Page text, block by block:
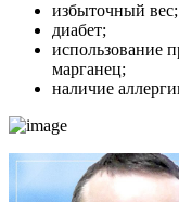
избыточный вес;
диабет;
использование
марганец;
наличие